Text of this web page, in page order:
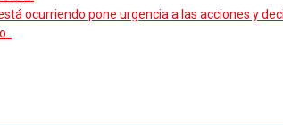
ocurriendo pone urgencia a las acciones y